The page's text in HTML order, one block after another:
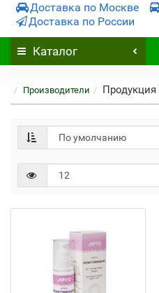
Доставка по Москве
Доставка по России
Каталог
Производители